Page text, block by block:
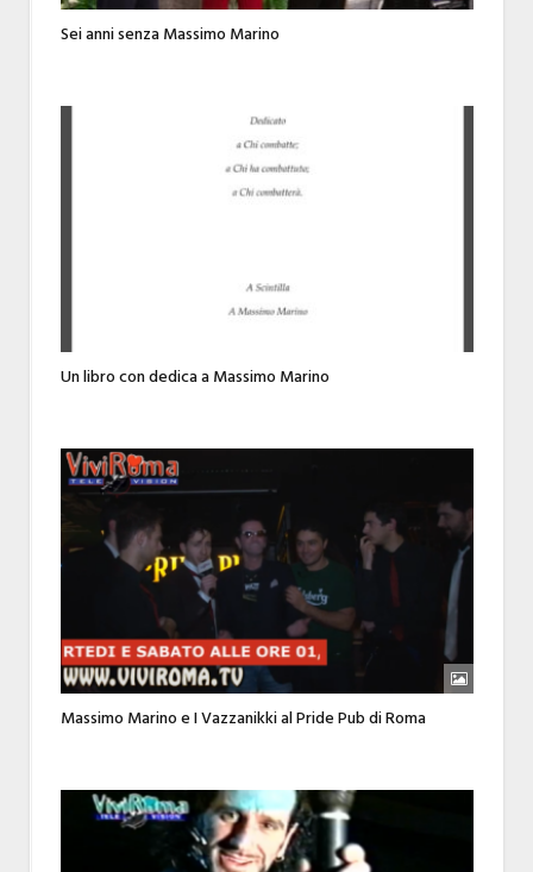
Sei anni senza Massimo Marino
Un libro con dedica a Massimo Marino
Massimo Marino e I Vazzanikki al Pride Pub di Roma